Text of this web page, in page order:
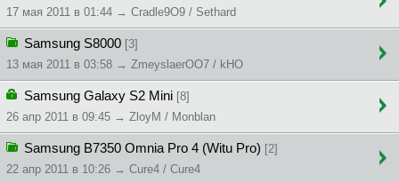
17 мая 2011 в 01:44 → Cradle9O9 / Sethard
Samsung S8000 [3]
13 мая 2011 в 03:58 → ZmeyslaerOO7 / kHO
Samsung Galaxy S2 Mini [8]
26 апр 2011 в 09:45 → ZloyM / Monblan
Samsung B7350 Omnia Pro 4 (Witu Pro) [2]
22 апр 2011 в 10:26 → Cure4 / Cure4